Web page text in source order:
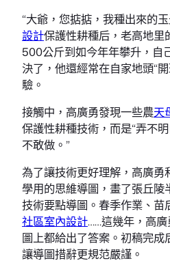
“大爺，您掂掂，我種出來的
設計保護性耕種后，老高地里
500公斤到如今年年攀升，自
決了，他還經常在自家地頭“
驗。
接觸中，高廣勇發現一些農天
保護性耕種技術，而是“弄不
不敢做。”
為了讓技術更好理解，高廣勇
學用的思維導圖，畫了張丘陵
技術要點導圖。春季作業、苗
社區室內設計……這幾年，高
圖上都給出了答案。初稿完成
讓導圖措辭更規范嚴謹。